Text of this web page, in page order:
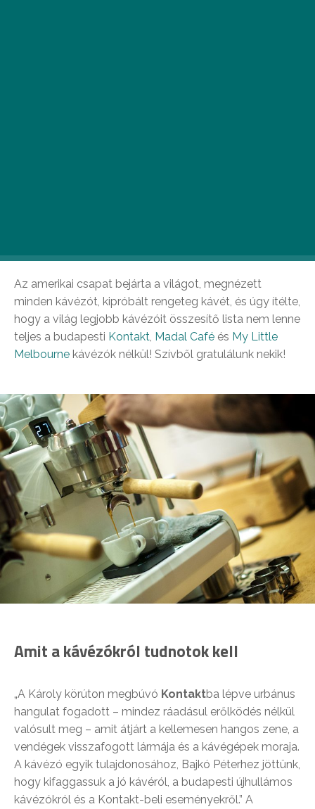
Az amerikai csapat bejárta a világot, megnézett
minden kávézót, kipróbált rengeteg kávét, és úgy ítélte,
hogy a világ legjobb kávézóit összesítő lista nem lenne
teljes a budapesti Kontakt, Madal Café és My Little
Melbourne kávézók nélkül! Szívből gratulálunk nekik!
Amit a kávézókról tudnotok kell
„A Károly körúton megbúvó Kontaktba lépve urbánus
hangulat fogadott – mindez ráadásul erőlködés nélkül
valósult meg – amit átjárt a kellemesen hangos zene, a
vendégek visszafogott lármája és a kávégépek moraja.
A kávézó egyik tulajdonosához, Bajkó Péterhez jöttünk,
hogy kifaggassuk a jó kávéról, a budapesti újhullámos
kávézókról és a Kontakt-beli eseményekről.” A